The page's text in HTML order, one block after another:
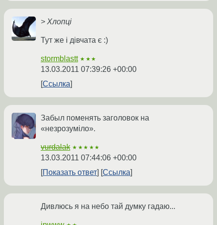
> Хлопці
Тут же і дівчата є :)
stormblastt ★★★
13.03.2011 07:39:26 +00:00
Ссылка
Забыл поменять заголовок на
«незрозуміло».
vurdalak ★★★★★
13.03.2011 07:44:06 +00:00
Показать ответ
Ссылка
Дивлюсь я на небо тай думку гадаю...